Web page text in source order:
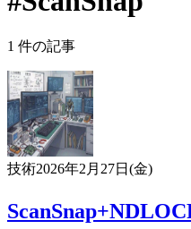
1 件の記事
技術2026年2月27日(金)